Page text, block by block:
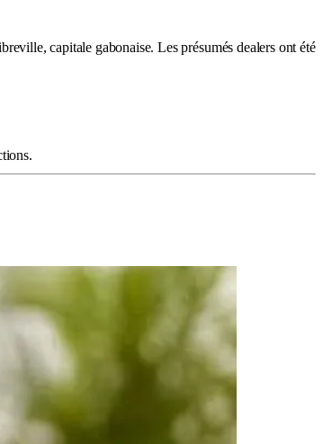
capitale gabonaise. Les présumés dealers ont été